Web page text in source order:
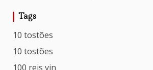
Tags
10 tostões
10 tostões
100 reis vin